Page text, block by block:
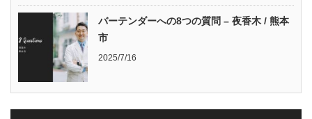
バーテンダーへの8つの質問 – 夜香木 / 熊本
市
2025/7/16